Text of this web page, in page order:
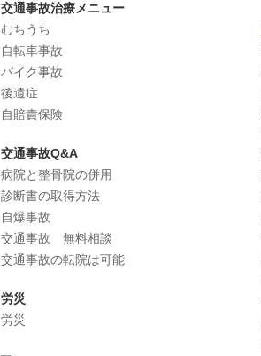
交通事故治療メニュー
むちうち
自転車事故
バイク事故
後遺症
自賠責保険
交通事故Q&A
病院と整骨院の併用
診断書の取得方法
自爆事故
交通事故 無料相談
交通事故の転院は可能
労災
労災